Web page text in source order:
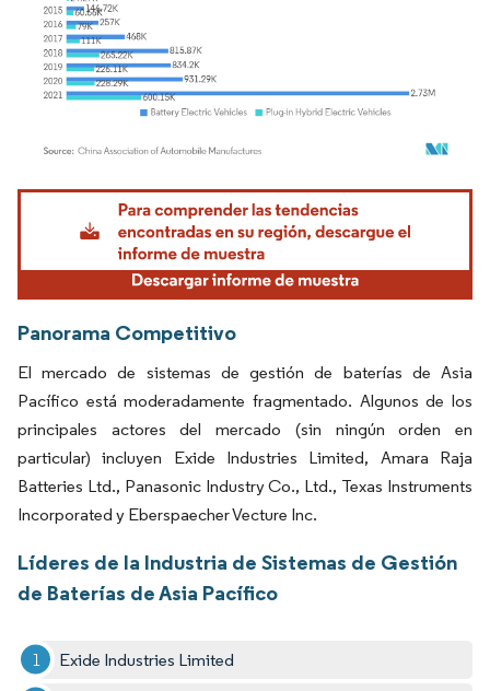
Imagen © Mordor Intelligence. El uso requiere atribución según CC BY 4.0.
Panorama Competitivo
El mercado de sistemas de gestión de baterías de Asia
Pacífico está moderadamente fragmentado. Algunos de los
principales actores del mercado (sin ningún orden en
particular) incluyen Exide Industries Limited, Amara Raja
Batteries Ltd., Panasonic Industry Co., Ltd., Texas Instruments
Incorporated y Eberspaecher Vecture Inc.
Líderes de la Industria de Sistemas de Gestión
de Baterías de Asia Pacífico
Exide Industries Limited